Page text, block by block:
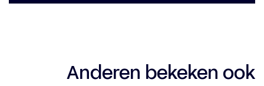
Anderen bekeken ook